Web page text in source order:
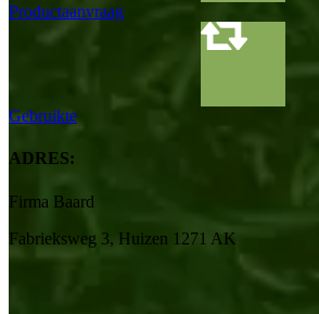
Productaanvraag
Gebruikte
ADRES:
Firma Baard
Fabrieksweg 3, Huizen 1271 AK